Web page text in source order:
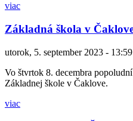
viac
Základná škola v
utorok, 5. september 2023 - 13:59
Vo štvrtok 8. decembra
Základnej škole v Čaklove.
viac